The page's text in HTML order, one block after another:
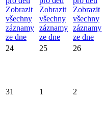
Zobrazit
všechny
záznamy
ze dne
Zobrazit
všechny
záznamy
ze dne
Zobrazit
všechny
záznamy
ze dne
24 25 26
31 1 2